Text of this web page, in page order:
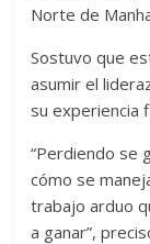
Norte de
Sostuvo que
asumir el
su experiencia
“Perdiendo se
cómo se
trabajo arduo
a ganar”,